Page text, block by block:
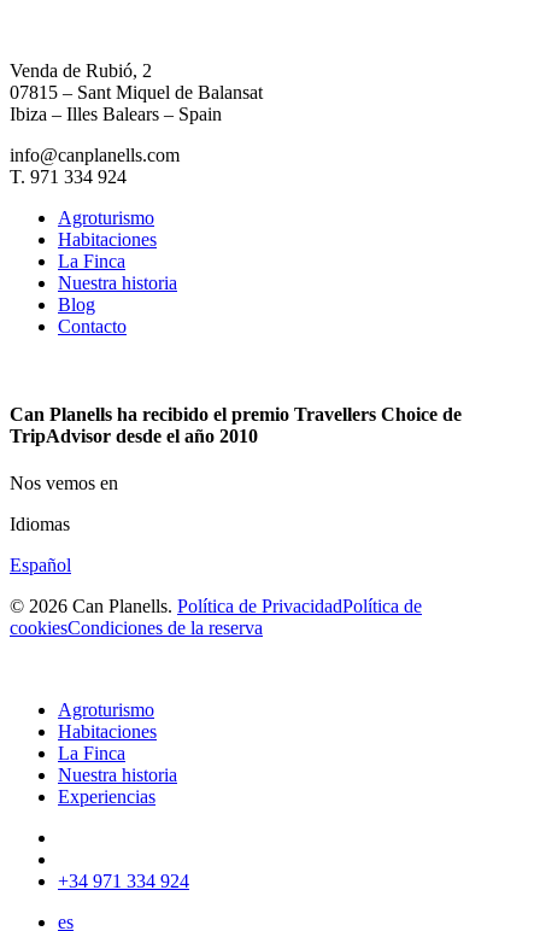
Venda de Rubió, 2
07815 – Sant Miquel de Balansat
Ibiza – Illes Balears – Spain
info@canplanells.com
T. 971 334 924
Agroturismo
Habitaciones
La Finca
Nuestra historia
Blog
Contacto
Can Planells ha recibido el premio Travellers Choice de
TripAdvisor desde el año 2010
Nos vemos en
Idiomas
Español
© 2026 Can Planells. Política de PrivacidadPolítica de
cookiesCondiciones de la reserva
Agroturismo
Habitaciones
La Finca
Nuestra historia
Experiencias
+34 971 334 924
es